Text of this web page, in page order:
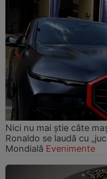
Nici nu mai știe câte
Ronaldo se laudă cu
Mondială Evenimente